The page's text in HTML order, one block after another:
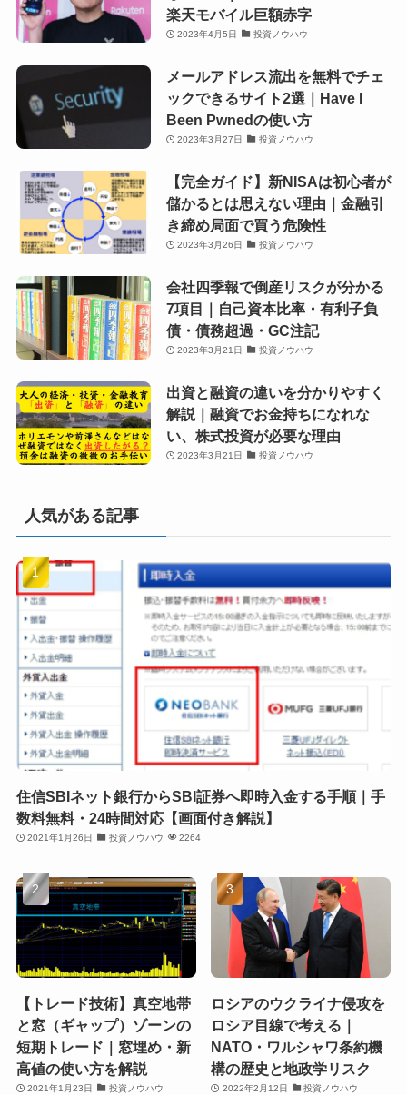
楽天モバイル巨額赤字
2023年4月5日 投資ノウハウ
メールアドレス流出を無料でチェ
ックできるサイト2選｜Have I
Been Pwnedの使い方
2023年3月27日 投資ノウハウ
【完全ガイド】新NISAは初心者が
儲かるとは思えない理由｜金融引
き締め局面で買う危険性
2023年3月26日 投資ノウハウ
会社四季報で倒産リスクが分かる
7項目｜自己資本比率・有利子負
債・債務超過・GC注記
2023年3月21日 投資ノウハウ
出資と融資の違いを分かりやすく
解説｜融資でお金持ちになれな
い、株式投資が必要な理由
2023年3月21日 投資ノウハウ
人気がある記事
住信SBIネット銀行からSBI証券へ即時入金する手順｜手
数料無料・24時間対応【画面付き解説】
2021年1月26日 投資ノウハウ 2264
【トレード技術】真空地帯
と窓（ギャップ）ゾーンの
短期トレード｜窓埋め・新
高値の使い方を解説
2021年1月23日
投資ノウハウ
ロシアのウクライナ侵攻を
ロシア目線で考える｜
NATO・ワルシャワ条約機
構の歴史と地政学リスク
2022年2月12日
投資ノウハウ